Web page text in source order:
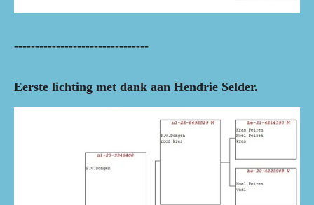
--------------------------------
Eerste lichting met dank aan Hendrie Selder.